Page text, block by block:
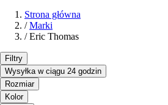
Strona główna
/ Marki
/ Eric Thomas
Filtry
Wysyłka w ciągu 24 godzin
Rozmiar
Kolor